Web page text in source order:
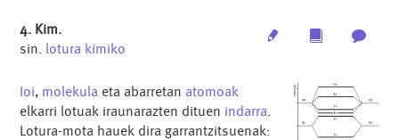
Multimedia
4. Kim.
sin. lotura kimiko
Ioi, molekula eta abarretan atomoak
elkarri lotuak iraunarazten dituen indarra
Lotura-mota hauek dira garrantzitsuenak: